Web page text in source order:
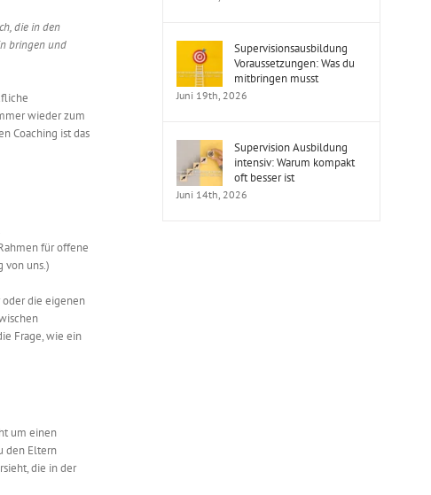
die in den
bringen und
wieder zum
Coaching ist das
für offene
von uns.)
oder die eigenen
Frage, wie ein
um einen
den Eltern
die in der
Supervisionsausbildung
Voraussetzungen: Was du
mitbringen musst
Juni 19th, 2026
Supervision Ausbildung
intensiv: Warum kompakt
oft besser ist
Juni 14th, 2026